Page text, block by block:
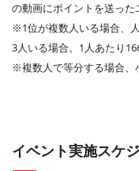
の動画にポイントを送った
※1位が複数人いる場合、
3人いる場合、1人あたり
※複数人で等分する場合、
イベント実施スケ